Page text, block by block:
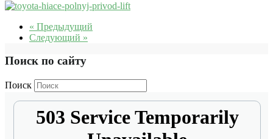
« Предыдущий
Следующий »
Поиск по сайту
Поиск